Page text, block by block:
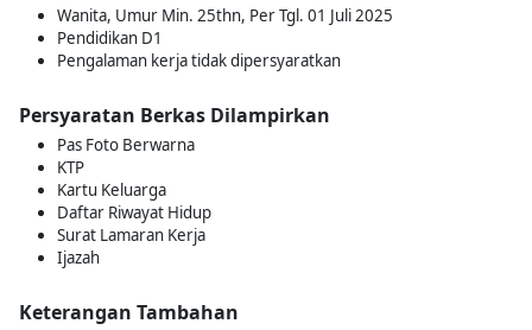
Wanita, Umur Min. 25thn, Per Tgl. 01 Juli 2025
Pendidikan D1
Pengalaman kerja tidak dipersyaratkan
Persyaratan Berkas Dilampirkan
Pas Foto Berwarna
KTP
Kartu Keluarga
Daftar Riwayat Hidup
Surat Lamaran Kerja
Ijazah
Keterangan Tambahan